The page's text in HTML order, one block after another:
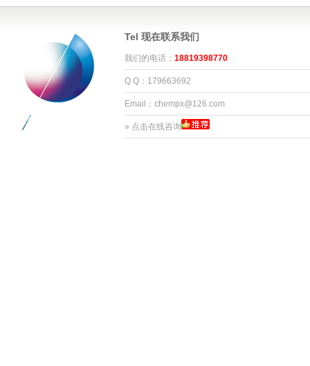
Tel 现在联系我们
我们的电话： 18819398770
Q Q：179663692
Email：chempx@126.com
» 点击在线咨询